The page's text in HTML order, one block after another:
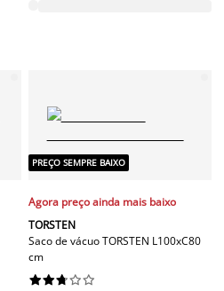
PREÇO SEMPRE BAIXO
Agora preço ainda mais baixo
TORSTEN
Saco de vácuo TORSTEN L100xC80
cm





